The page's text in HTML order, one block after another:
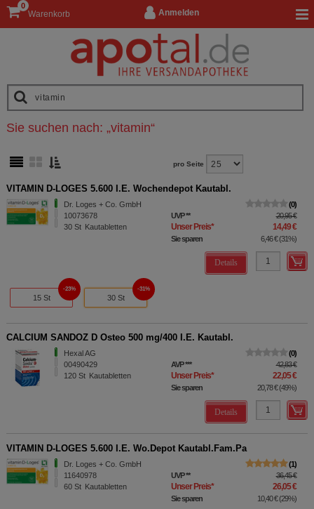
Anmelden
Warenkorb
0
Sie suchen nach: „vitamin“
pro Seite
VITAMIN D-LOGES 5.600 I.E. Wochendepot Kautabl.
Dr. Loges + Co. GmbH
10073678
30 St Kautabletten
0
UVP** 20,95 €
Unser Preis* 14,49 €
Sie sparen 6,46 €(31%)
Details
15 St
23%
30 St
31%
CALCIUM SANDOZ D Osteo 500 mg/400 I.E. Kautabl.
Hexal AG
00490429
120 St Kautabletten
0
AVP*** 42,83 €
Unser Preis* 22,05 €
Sie sparen 20,78 €(49%)
Details
VITAMIN D-LOGES 5.600 I.E. Wo.Depot Kautabl.Fam.Pa
Dr. Loges + Co. GmbH
11640978
60 St Kautabletten
1
UVP** 36,45 €
Unser Preis* 26,05 €
Sie sparen 10,40 €(29%)